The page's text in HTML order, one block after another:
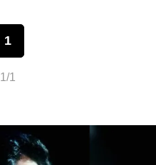
1
1/1